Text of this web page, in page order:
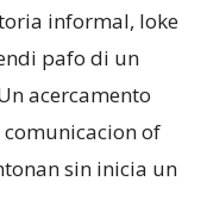
informal, loke
pafo di un
acercamento
of
sin inicia un